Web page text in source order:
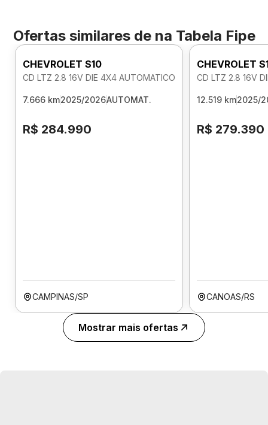
Ofertas similares de na Tabela Fipe
CHEVROLET S10
CD LTZ 2.8 16V DIE 4X4 AUTOMATICO
7.666 km2025/2026AUTOMAT.
R$ 284.990
CAMPINAS/SP
CHEVROLET
CD LTZ 2.8 16V
12.519 km2025/
R$ 279.390
CANOAS/RS
Mostrar mais ofertas